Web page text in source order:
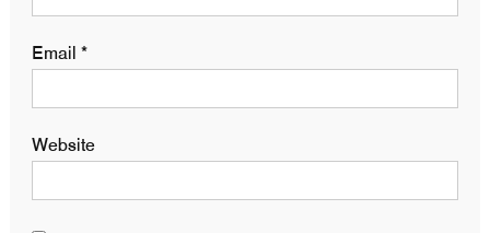
Email *
Website